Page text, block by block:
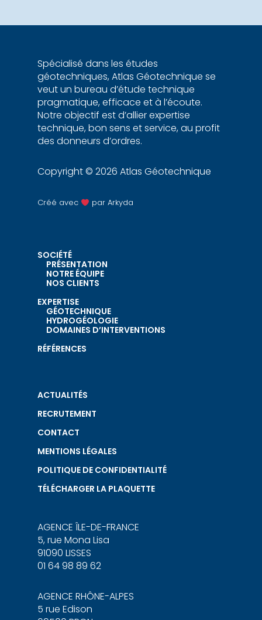
Spécialisé dans les études
géotechniques, Atlas Géotechnique se
veut un bureau d’étude technique
pragmatique, efficace et à l’écoute.
Notre objectif est d’allier expertise
technique, bon sens et service, au profit
des donneurs d’ordres.
Copyright © 2026 Atlas Géotechnique
Créé avec par Arkyda
SOCIÉTÉ
PRÉSENTATION
NOTRE ÉQUIPE
NOS CLIENTS
EXPERTISE
GÉOTECHNIQUE
HYDROGÉOLOGIE
DOMAINES D’INTERVENTIONS
RÉFÉRENCES
ACTUALITÉS
RECRUTEMENT
CONTACT
MENTIONS LÉGALES
POLITIQUE DE CONFIDENTIALITÉ
TÉLÉCHARGER LA PLAQUETTE
AGENCE ÎLE-DE-FRANCE
5, rue Mona Lisa
91090 LISSES
01 64 98 89 62
AGENCE RHÔNE-ALPES
5 rue Edison